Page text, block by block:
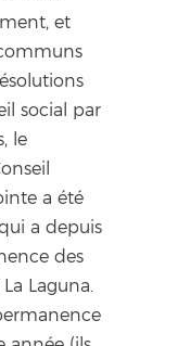
et
social par
le
a été
a depuis
des
Laguna.